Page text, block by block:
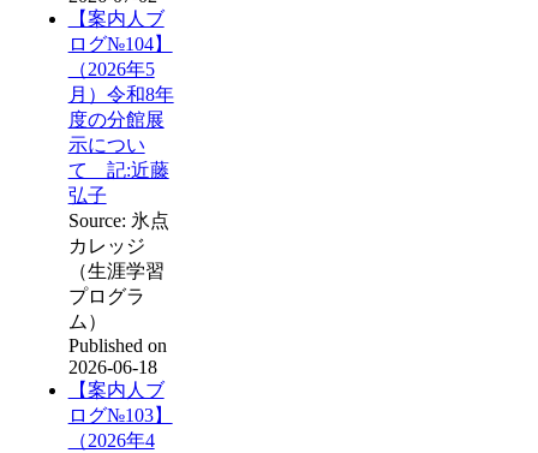
【案内人ブ
ログ№104】
（2026年5
月）令和8年
度の分館展
示につい
て 記:近藤
弘子
Source: 氷点
カレッジ
（生涯学習
プログラ
ム）
Published on
2026-06-18
【案内人ブ
ログ№103】
（2026年4